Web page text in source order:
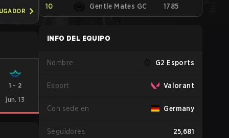
1 - 2
jun. 13
10 Gentle Mates GC 1785
INFO DEL EQUIPO
Nombre G2 Esports
Esport Valorant
Con sede en Germany
Seguidores 25,681